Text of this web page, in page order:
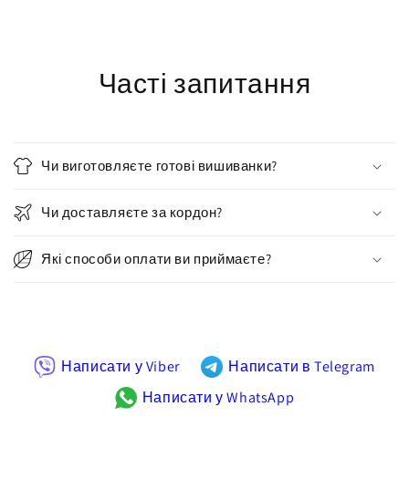
Часті запитання
Чи виготовляєте готові вишиванки?
Чи доставляєте за кордон?
Які способи оплати ви приймаєте?
Написати у Viber
Написати в Telegram
Написати у WhatsApp